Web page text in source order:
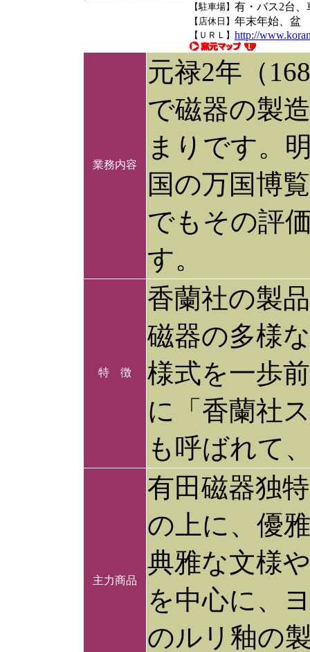
【駐車場】 有・バス2台、
【店休日】 年末年始、盆
【ＵＲＬ】 http://
業務内容
元禄2年（
で磁器の製
まりです。
国の万国博
でもその評
す。
特 徴
香蘭社の製
磁器の多様
様式を一歩
に「香蘭社
も呼ばれて
主力商品
有田磁器独
の上に、優
典雅な文様
を中心に、
のルリ釉の